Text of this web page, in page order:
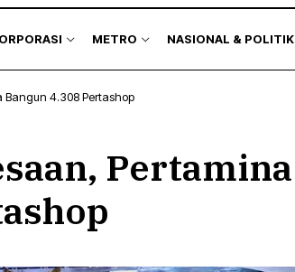
METRO NASIONAL & POLITIK
Bangun 4.308 Pertashop
Pertamina